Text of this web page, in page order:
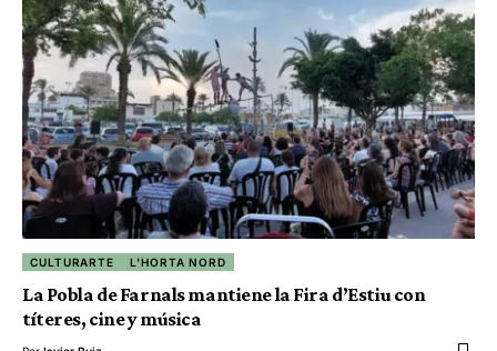
CULTURARTE L'HORTA NORD
La Pobla de Farnals mantiene la Fira d’Estiu con
títeres, cine y música